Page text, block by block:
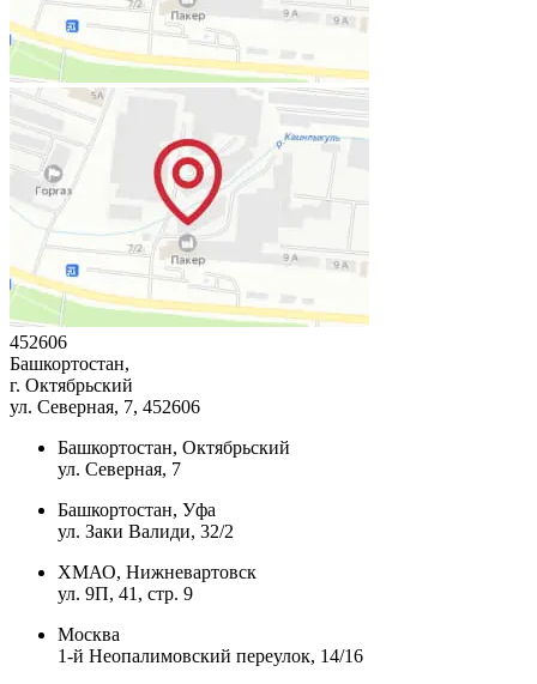
452606
Башкортостан,
г. Октябрьский
ул. Северная, 7, 452606
Башкортостан, Октябрьский
ул. Северная, 7
Башкортостан, Уфа
ул. Заки Валиди, 32/2
ХМАО, Нижневартовск
ул. 9П, 41, стр. 9
Москва
1-й Неопалимовский переулок, 14/16